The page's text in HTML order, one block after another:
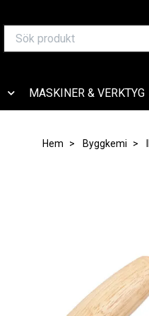
MASKINER & VERKTYG
Hem Byggkemi